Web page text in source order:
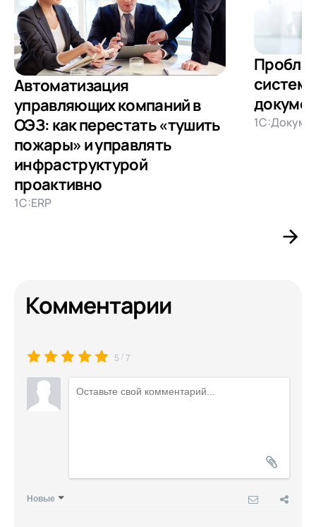
Автоматизация
управляющих компаний в
ОЭЗ: как перестать «тушить
пожары» и управлять
инфраструктурой
проактивно
1С:ERP
Комментарии
5 /7
Новые